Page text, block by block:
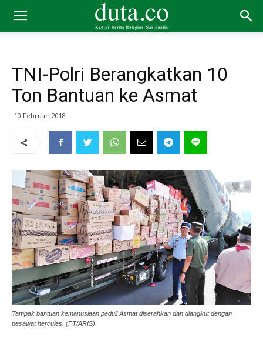
TNI-Polri Berangkatkan 10
Ton Bantuan ke Asmat
10 Februari 2018
Tampak bantuan kemanusiaan peduli Asmat diserahkan dan diangkut dengan
pesawat hercules. (FT/ARIS)